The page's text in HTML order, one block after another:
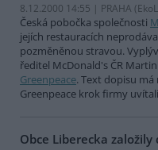
8.12.2000 14:55 | PRAHA
Česká pobočka společnosti
jejích restauracích
pozměněnou stravou.
ředitel McDonald's ČR
Greenpeace. Text dopisu má
Greenpeace krok firmy
Obce Liberecka